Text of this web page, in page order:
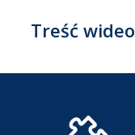
Treść wideo